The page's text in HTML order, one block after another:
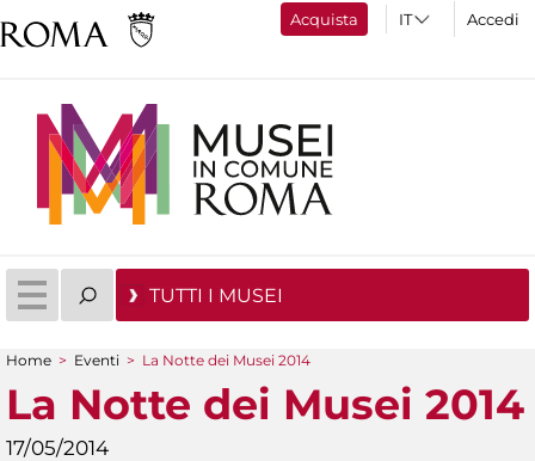
Acquista Accedi
TUTTI I MUSEI
Tu sei qui
Home > Eventi > La Notte dei Musei 2014
La Notte dei Musei 2014
17/05/2014